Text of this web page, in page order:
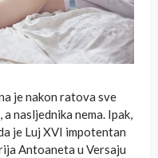
je nakon ratova sve
nasljednika nema. Ipak,
je Luj XVI impotentan
Antoaneta u Versaju